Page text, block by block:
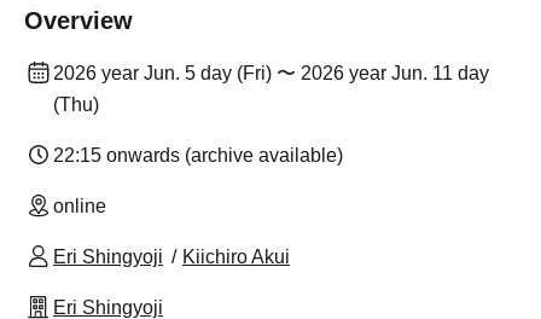
Overview
2026 year Jun. 5 day (Fri) 〜 2026 year Jun. 11 day
(Thu)
22:15 onwards (archive available)
online
Eri Shingyoji Kiichiro Akui
Eri Shingyoji